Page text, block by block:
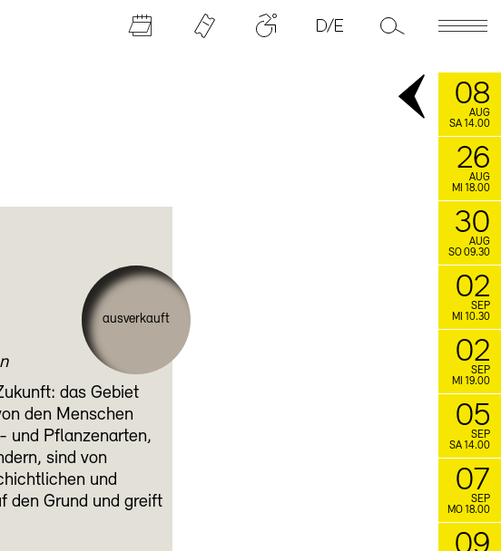
ausverkauft
das Gebiet
den Menschen
und Pflanzenarten,
sind von
und
den Grund und greift
08
AUG
SA 14.00
26
AUG
MI 18.00
30
AUG
SO 09.30
02
SEP
MI 10.30
02
SEP
MI 19.00
05
SEP
SA 14.00
07
SEP
MO 18.00